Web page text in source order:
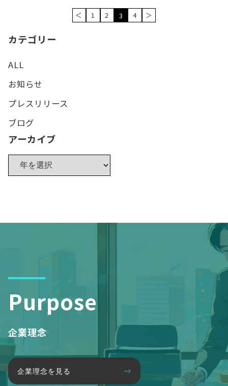
＜ 1 2 3 4 ＞
カテゴリー
ALL
お知らせ
プレスリリース
ブログ
アーカイブ
Purpose
企業理念
企業理念を見る